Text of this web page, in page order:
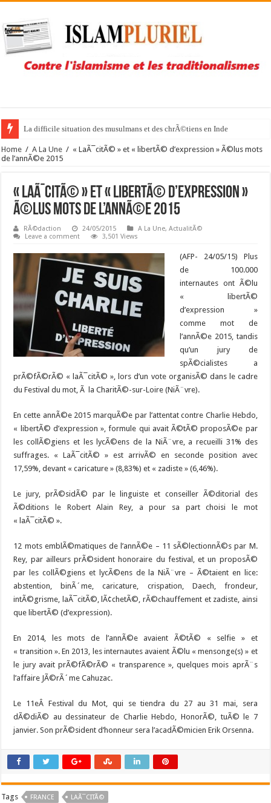
La difficile situation des musulmans et des chrÃ©tiens en Inde
Home / A La Une / « LaÃ¯citÃ© » et « libertÃ© d’expression » Ã©lus mots
de l’annÃ©e 2015
« LaÃ¯citÃ© » et « libertÃ© d’expression »
Ã©lus mots de l’annÃ©e 2015
RÃ©daction 24/05/2015 A La Une,ActualitÃ©
Leave a comment
3,501 Views
(AFP- 24/05/15) Plus
de 100.000
internautes ont Ã©lu
« libertÃ©
d’expression »
comme mot de
l’annÃ©e 2015, tandis
qu’un jury de
spÃ©cialistes a
prÃ©fÃ©rÃ© « laÃ¯citÃ© », lors d’un vote organisÃ© dans le cadre
du Festival du mot, Ã la CharitÃ©-sur-Loire (NiÃ¨vre).
En cette annÃ©e 2015 marquÃ©e par l’attentat contre Charlie Hebdo,
« libertÃ© d’expression », formule qui avait Ã©tÃ© proposÃ©e par
les collÃ©giens et les lycÃ©ens de la NiÃ¨vre, a recueilli 31% des
suffrages. « LaÃ¯citÃ© » est arrivÃ© en seconde position avec
17,59%, devant « caricature » (8,83%) et « zadiste » (6,46%).
Le jury, prÃ©sidÃ© par le linguiste et conseiller Ã©ditorial des
Ã©ditions le Robert Alain Rey, a pour sa part choisi le mot
« laÃ¯citÃ© ».
12 mots emblÃ©matiques de l’annÃ©e – 11 sÃ©lectionnÃ©s par M.
Rey, par ailleurs prÃ©sident honoraire du festival, et un proposÃ©
par les collÃ©giens et lycÃ©ens de la NiÃ¨vre – Ã©taient en lice:
abstention, binÃ´me, caricature, crispation, Daech, frondeur,
intÃ©grisme, laÃ¯citÃ©, lÃ¢chetÃ©, rÃ©chauffement et zadiste, ainsi
que libertÃ© (d’expression).
En 2014, les mots de l’annÃ©e avaient Ã©tÃ© « selfie » et
« transition ». En 2013, les internautes avaient Ã©lu « mensonge(s) » et
le jury avait prÃ©fÃ©rÃ© « transparence », quelques mois aprÃ¨s
l’affaire JÃ©rÃ´me Cahuzac.
Le 11eÂ Festival du Mot, qui se tiendra du 27 au 31 mai, sera
dÃ©diÃ© au dessinateur de Charlie Hebdo, HonorÃ©, tuÃ© le 7
janvier. Son prÃ©sident d’honneur sera l’acadÃ©micien Erik Orsenna.
Tags FRANCE LAÃ¯CITÃ©